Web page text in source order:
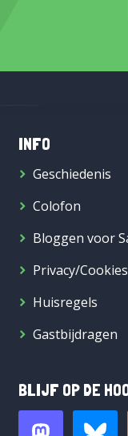
INFO
Geschiedenis
Colofon
Bloggen voor
Privacy/Cookies
Huisregels
Gastbijdragen
BLIJF OP DE